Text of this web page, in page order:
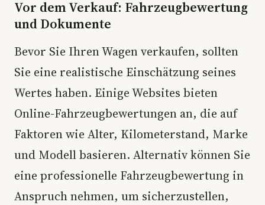
Vor dem Verkauf: Fahrzeugbewertung
und Dokumente
Bevor Sie Ihren Wagen verkaufen, sollten
Sie eine realistische Einschätzung seines
Wertes haben. Einige Websites bieten
Online-Fahrzeugbewertungen an, die auf
Faktoren wie Alter, Kilometerstand, Marke
und Modell basieren. Alternativ können Sie
eine professionelle Fahrzeugbewertung in
Anspruch nehmen, um sicherzustellen,